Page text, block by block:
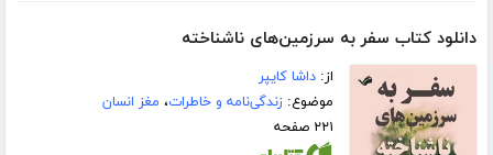
دانلود کتاب سفر به سرزمین‌های ناشناخته
از:داشا کایپر
موضوع:زندگی‌نامه و خاطرات، مغز انسان
۲۲۱ صفحه